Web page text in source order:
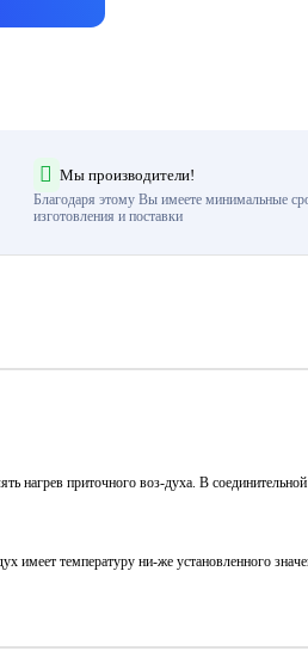
Мы производители!
Благодаря этому Вы имеете минимальные
изготовления и поставки
нагрев приточного воз-духа. В
имеет температуру ни-же установленного